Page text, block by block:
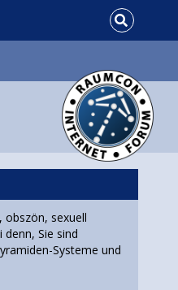
obszön, sexuell
Sie sind
Systeme und